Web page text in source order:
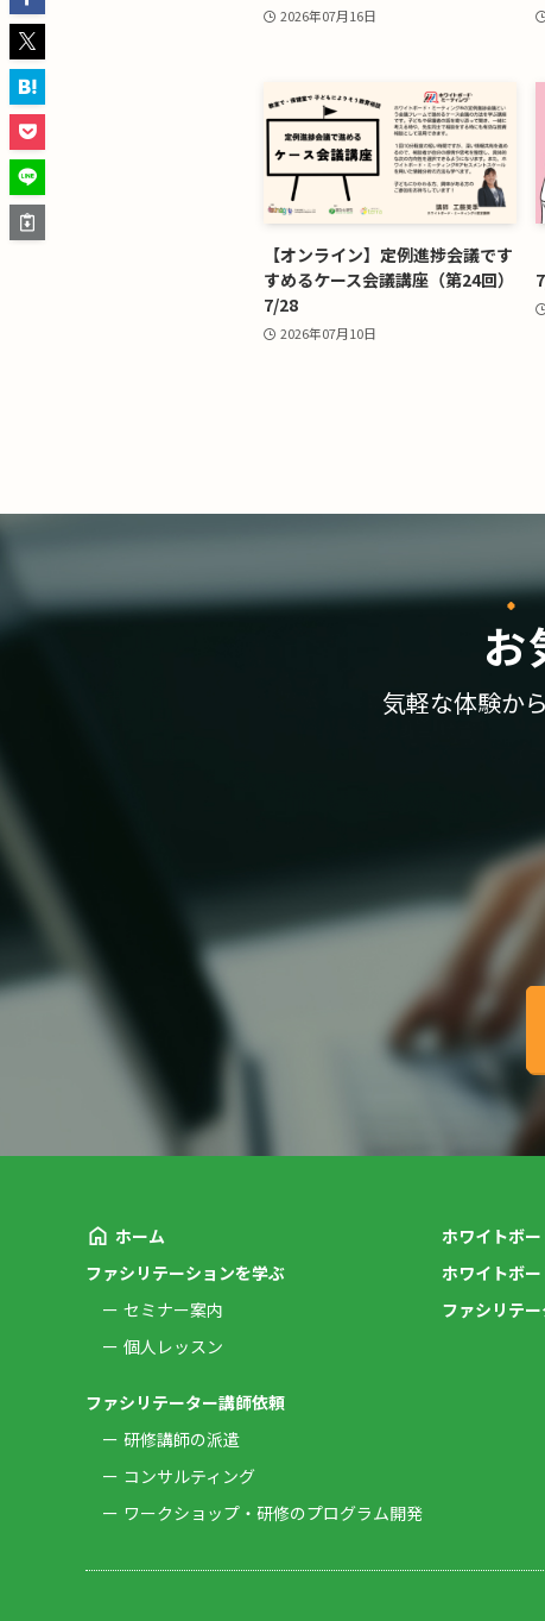
2026年07月16日
【オンライン】定例進捗会議です
すめるケース会議講座（第24回）
7/28
2026年07月10日
お
気軽な体験から
ホーム
ファシリテーションを学ぶ
セミナー案内
個人レッスン
ファシリテーター講師依頼
研修講師の派遣
コンサルティング
ワークショップ・研修のプログラム開発
ホワイトボ
ホワイトボ
ファシリテ